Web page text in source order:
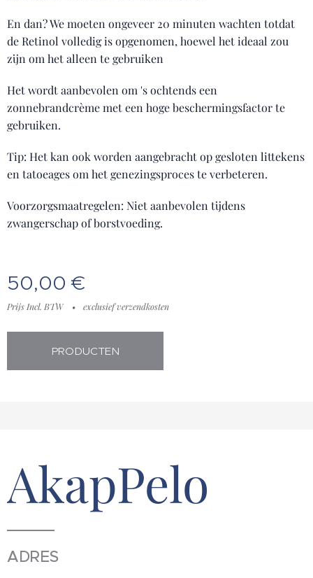
En dan? We moeten ongeveer 20 minuten wachten totdat
de Retinol volledig is opgenomen, hoewel het ideaal zou
zijn om het alleen te gebruiken
Het wordt aanbevolen om 's ochtends een
zonnebrandcrème met een hoge beschermingsfactor te
gebruiken.
Tip: Het kan ook worden aangebracht op gesloten littekens
en tatoeages om het genezingsproces te verbeteren.
Voorzorgsmaatregelen: Niet aanbevolen tijdens
zwangerschap of borstvoeding.
50,00 €
Prijs Incl. BTW exclusief verzendkosten
PRODUCTEN
AkapPelo
ADRES